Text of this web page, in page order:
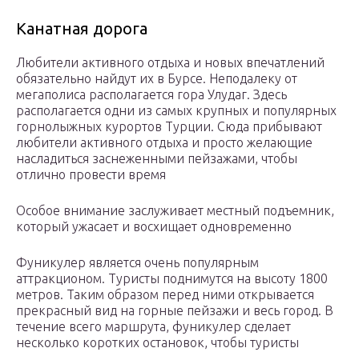
Канатная дорога
Любители активного отдыха и новых впечатлений
обязательно найдут их в Бурсе. Неподалеку от
мегаполиса располагается гора Улудаг. Здесь
располагается одни из самых крупных и популярных
горнолыжных курортов Турции. Сюда прибывают
любители активного отдыха и просто желающие
насладиться заснеженными пейзажами, чтобы
отлично провести время
Особое внимание заслуживает местный подъемник,
который ужасает и восхищает одновременно
Фуникулер является очень популярным
аттракционом. Туристы поднимутся на высоту 1800
метров. Таким образом перед ними открывается
прекрасный вид на горные пейзажи и весь город. В
течение всего маршрута, фуникулер сделает
несколько коротких остановок, чтобы туристы